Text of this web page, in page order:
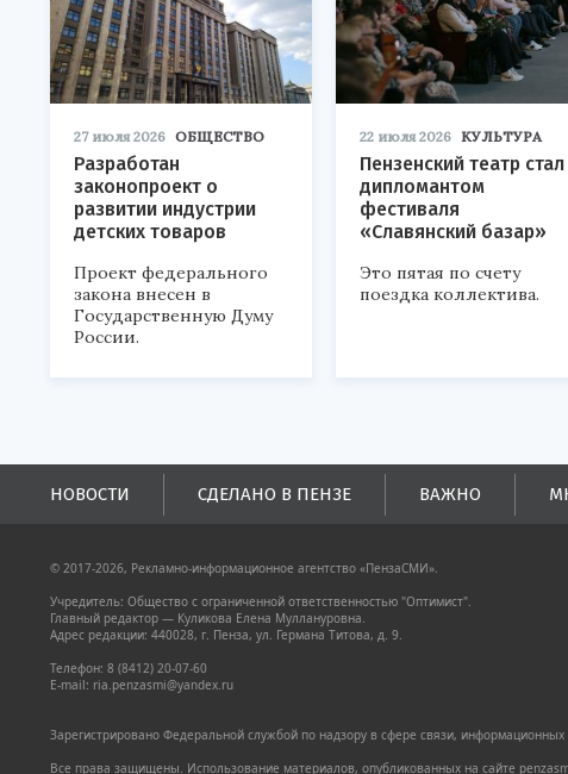
27 июля 2026 ОБЩЕСТВО
Разработан
законопроект о
развитии индустрии
детских товаров
Проект федерального
закона внесен в
Государственную Думу
России.
22 июля 2026 КУЛЬТУРА
Пензенский театр стал
дипломантом
фестиваля
«Славянский базар»
Это пятая по счету
поездка коллектива.
НОВОСТИ СДЕЛАНО В ПЕНЗЕ ВАЖНО
© 2017-2026, Рекламно-информационное агентство «ПензаСМИ».
Учредитель: Общество с ограниченной ответственностью "Оптимист".
Главный редактор — Куликова Елена Муллануровна.
Адрес редакции: 440028, г. Пенза, ул. Германа Титова, д. 9.
Телефон: 8 (8412) 20-07-60
E-mail: ria.penzasmi@yandex.ru
Зарегистрировано Федеральной службой по надзору в сфере связи,
Все права защищены. Использование материалов, опубликованных на сайте